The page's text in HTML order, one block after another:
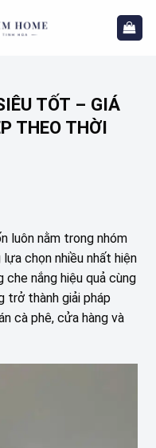
TỐT – GIÁ
THEO THỜI
luôn nằm trong nhóm
chọn nhiều nhất hiện
che nắng hiệu quả cùng
trở thành giải pháp
cà phê, cửa hàng và